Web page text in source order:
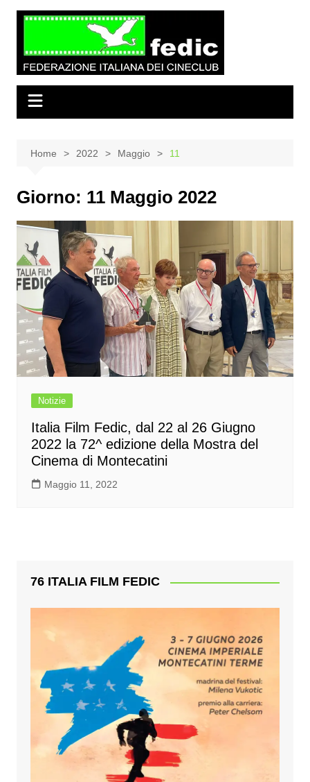
Salta
Home 2022 Maggio 11
Giorno: 11 Maggio 2022
Notizie
Italia Film Fedic, dal 22 al 26 Giugno
2022 la 72^ edizione della Mostra del
Cinema di Montecatini
Maggio 11, 2022
76 ITALIA FILM FEDIC